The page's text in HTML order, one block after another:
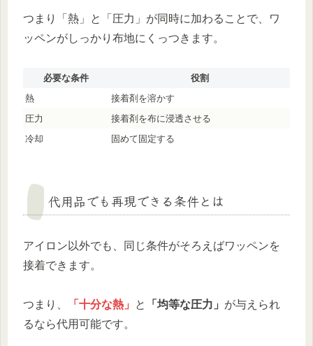
つまり「熱」と「圧力」が同時に加わることで、ワ
ッペンがしっかり布地にくっつきます。
必要な条件
役割
熱
接着剤を溶かす
圧力
接着剤を布に浸透させる
冷却
固めて固定する
代用品でも再現できる条件とは
アイロン以外でも、同じ条件がそろえばワッペンを
接着できます。
つまり、 「十分な熱」 と 「均等な圧力」 が与えられ
るなら代用可能です。